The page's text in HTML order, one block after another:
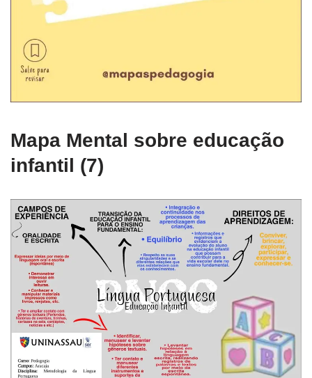
Mapa Mental sobre educação
infantil (7)